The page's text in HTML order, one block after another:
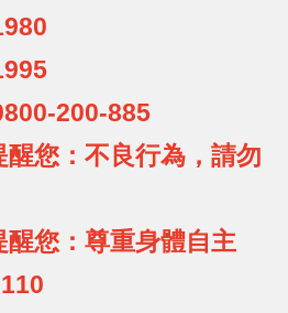
200-885
醒您：不良行為，請勿
醒您：尊重身體自主